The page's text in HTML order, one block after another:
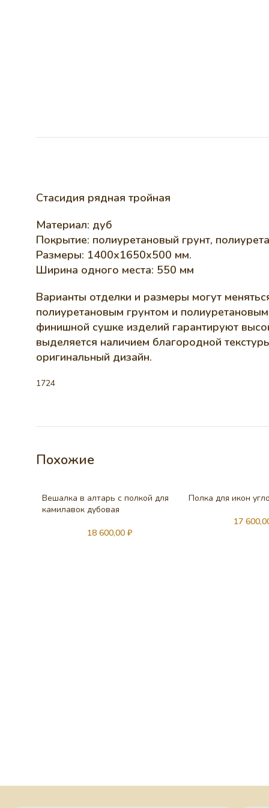
Стасидия рядная тройная
Материал: дуб
Покрытие: полиуретановый грунт,
Размеры: 1400х1650х500 мм.
Ширина одного места: 550 мм
Варианты отделки и размеры могут
полиуретановым грунтом и
финишной сушке изделий гарантируют
выделяется наличием благородной
оригинальный дизайн.
1724
Похожие
Вешалка в алтарь с полкой для
камилавок дубовая
18 600,00 ₽
Полка для икон
17